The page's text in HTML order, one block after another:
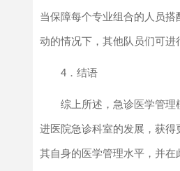
当保障每个专业组合的人员
动的情况下，其他队员们可进
4．结语
综上所述，急诊医学管
进医院急诊科室的发展，获
其自身的医学管理水平，并在